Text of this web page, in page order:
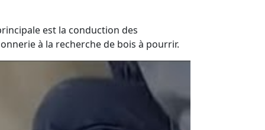
est la conduction des
à la recherche de bois à pourrir.